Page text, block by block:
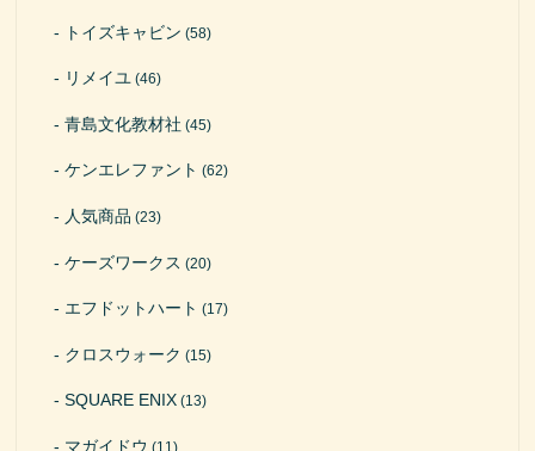
トイズキャビン (58)
リメイユ (46)
青島文化教材社 (45)
ケンエレファント (62)
人気商品 (23)
ケーズワークス (20)
エフドットハート (17)
クロスウォーク (15)
SQUARE ENIX (13)
マガイドウ (11)